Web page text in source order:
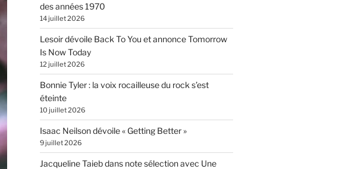
des années 1970
14 juillet 2026
Lesoir dévoile Back To You et annonce Tomorrow
Is Now Today
12 juillet 2026
Bonnie Tyler : la voix rocailleuse du rock s’est
éteinte
10 juillet 2026
Isaac Neilson dévoile « Getting Better »
9 juillet 2026
Jacqueline Taieb dans note sélection avec Une